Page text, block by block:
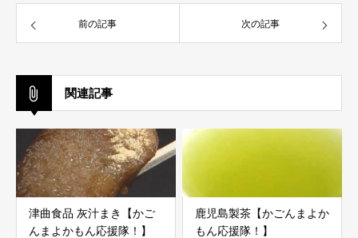
前の記事 次の記事
関連記事
津曲食品 灰汁まき【かご
んまよかもん応援隊！】
鹿児島製茶【かごんまよか
もん応援隊！】